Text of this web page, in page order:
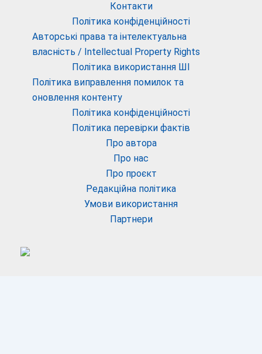
Контакти
Політика конфіденційності
Авторські права та інтелектуальна
власність / Intellectual Property Rights
Політика використання ШІ
Політика виправлення помилок та
оновлення контенту
Політика конфіденційності
Політика перевірки фактів
Про автора
Про нас
Про проєкт
Редакційна політика
Умови використання
Партнери